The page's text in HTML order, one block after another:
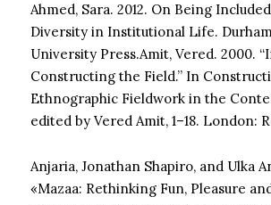
Ahmed, Sara. 2012. On Being
Diversity in Institutional Life.
University Press.Amit, Vered. 2000.
Constructing the Field.” In
Ethnographic Fieldwork in the
edited by Vered Amit, 1–18. London:
Anjaria, Jonathan Shapiro, and Ulka
«Mazaa: Rethinking Fun, Pleasure